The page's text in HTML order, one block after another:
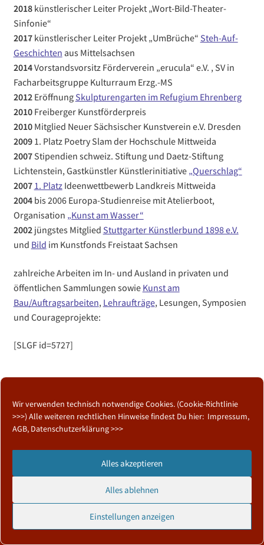
Wir verwenden technisch notwendige Cookies. (Cookie-Richtlinie
>>>) Alle weiteren rechtlichen Hinweise findest Du hier: Impressum,
AGB, Datenschutzerklärung >>>
Alles akzeptieren
Alles ablehnen
Einstellungen anzeigen
2018 künstlerischer Leiter Projekt „Wort-Bild-Theater-
Sinfonie“
2017 künstlerischer Leiter Projekt „UmBrüche“ Steh-Auf-
Geschichten aus Mittelsachsen
2014Vorstandsvorsitz Förderverein „erucula“ e.V. , SV in
Facharbeitsgruppe Kulturraum Erzg.-MS
2012Eröffnung Skulpturengarten im Refugium Ehrenberg
2010Freiberger Kunstförderpreis
2010Mitglied Neuer Sächsischer Kunstverein e.V. Dresden
20091. Platz Poetry Slam der Hochschule Mittweida
2007 Stipendien schweiz. Stiftung und Daetz-Stiftung
Lichtenstein, Gastkünstler Künstlerinitiative „Querschlag“
2007 1. PlatzIdeenwettbewerb Landkreis Mittweida
2004bis 2006 Europa-Studienreise mit Atelierboot,
Organisation „Kunst am Wasser“
2002 jüngstes Mitglied Stuttgarter Künstlerbund 1898 e.V.
und Bild im Kunstfonds Freistaat Sachsen
zahlreiche Arbeiten im In- und Ausland in privaten und
öffentlichen Sammlungen sowie Kunst am
Bau/Auftragsarbeiten, Lehraufträge, Lesungen, Symposien
und Courageprojekte:
[SLGF id=5727]
Mitgliedschaften
seit 2025 Kriegsdienstverweiger
Suchen
Suchen